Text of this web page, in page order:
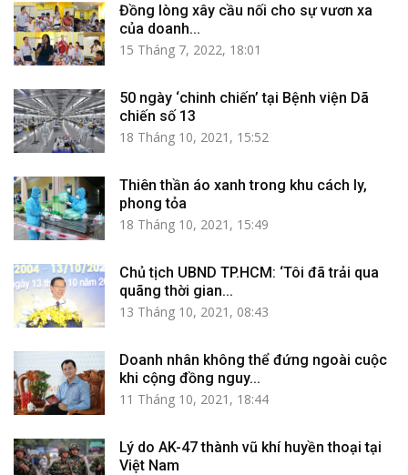
Đồng lòng xây cầu nối cho sự vươn xa
của doanh...
15 Tháng 7, 2022, 18:01
50 ngày ‘chinh chiến’ tại Bệnh viện Dã
chiến số 13
18 Tháng 10, 2021, 15:52
Thiên thần áo xanh trong khu cách ly,
phong tỏa
18 Tháng 10, 2021, 15:49
Chủ tịch UBND TP.HCM: ‘Tôi đã trải qua
quãng thời gian...
13 Tháng 10, 2021, 08:43
Doanh nhân không thể đứng ngoài cuộc
khi cộng đồng nguy...
11 Tháng 10, 2021, 18:44
Lý do AK-47 thành vũ khí huyền thoại tại
Việt Nam